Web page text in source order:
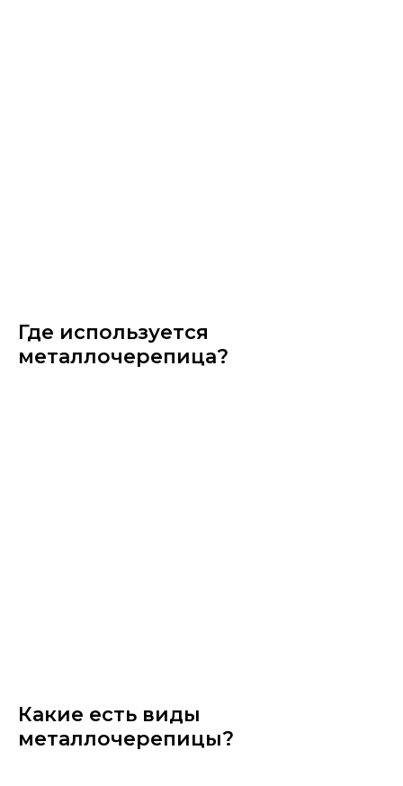
Где используется
металлочерепица?
Какие есть виды
металлочерепицы?